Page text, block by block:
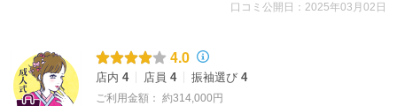
口コミ公開日：2025年03月02日
4.0
店内 4 店員 4 振袖選び 4
ご利用金額： 約314,000円